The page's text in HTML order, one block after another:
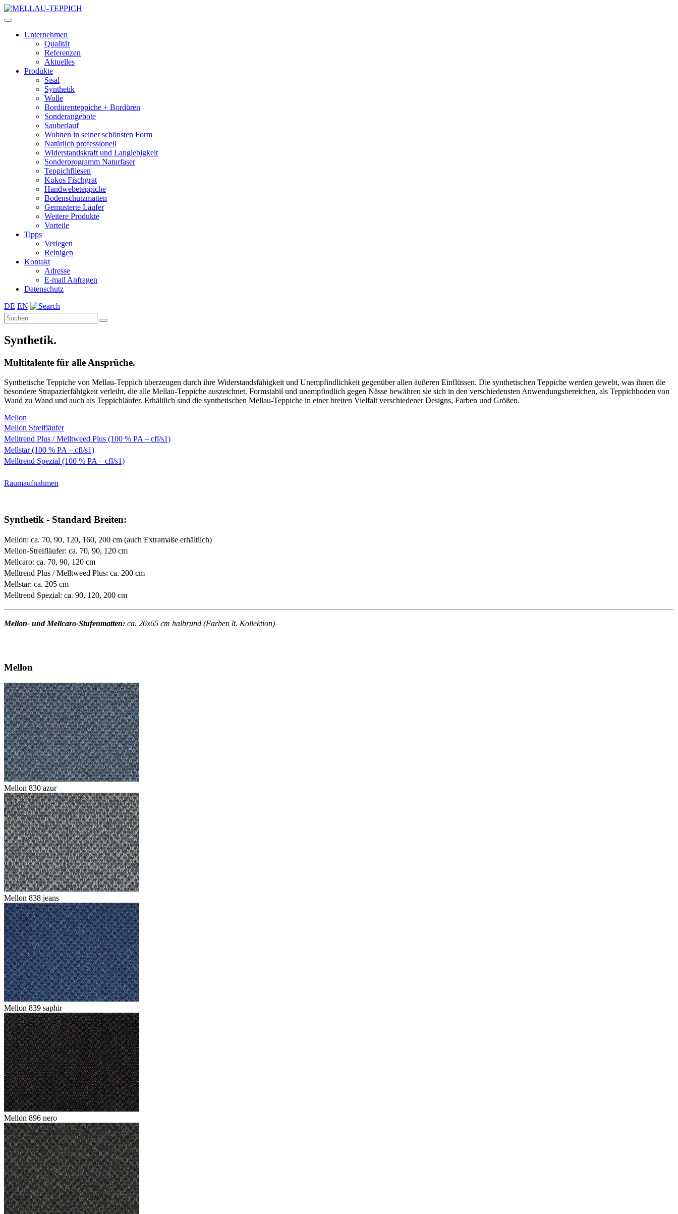
Unternehmen
Qualität
Referenzen
Aktuelles
Produkte
Sisal
Synthetik
Wolle
Bordürenteppiche + Bordüren
Sonderangebote
Sauberlauf
Wohnen in seiner schönsten Form
Natürlich professionell
Widerstandskraft und Langlebigkeit
Sonderprogramm Naturfaser
Teppichfliesen
Kokos Fischgrat
Handwebeteppiche
Bodenschutzmatten
Gemusterte Läufer
Weitere Produkte
Vorteile
Tipps
Verlegen
Reinigen
Kontakt
Adresse
E-mail Anfragen
Datenschutz
DE EN
Synthetik.
Multitalente für alle Ansprüche.
Synthetische Teppiche von Mellau-Teppich überzeugen durch ihre Widerstandsfähigkeit und Unempfindlichkeit gegenüber allen äußeren Einflüssen. Die synthetischen Teppiche werden gewebt, was ihnen die
besondere Strapazierfähigkeit verleiht, die alle Mellau-Teppiche auszeichnet. Formstabil und unempfindlich gegen Nässe bewähren sie sich in den verschiedensten Anwendungsbereichen, als Teppichboden von
Wand zu Wand und auch als Teppichläufer. Erhältlich sind die synthetischen Mellau-Teppiche in einer breiten Vielfalt verschiedener Designs, Farben und Größen.
Mellon
Mellon Streifläufer
Melltrend Plus / Melltweed Plus (100 % PA – cfl/s1)
Mellstar (100 % PA – cfl/s1)
Melltrend Spezial (100 % PA – cfl/s1)
Raumaufnahmen
Synthetik - Standard Breiten:
Mellon: ca. 70, 90, 120, 160, 200 cm (auch Extramaße erhältlich)
Mellon-Streifläufer: ca. 70, 90, 120 cm
Mellcaro: ca. 70, 90, 120 cm
Melltrend Plus / Melltweed Plus: ca. 200 cm
Mellstar: ca. 205 cm
Melltrend Spezial: ca. 90, 120, 200 cm
Mellon- und Mellcaro-Stufenmatten: ca. 26x65 cm halbrund (Farben lt. Kollektion)
Mellon
Mellon 830 azur
Mellon 838 jeans
Mellon 839 saphir
Mellon 896 nero